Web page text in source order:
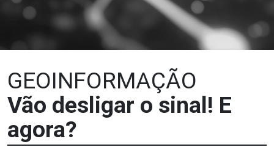
GEOINFORMAÇÃO
Vão desligar o sinal! E
agora?